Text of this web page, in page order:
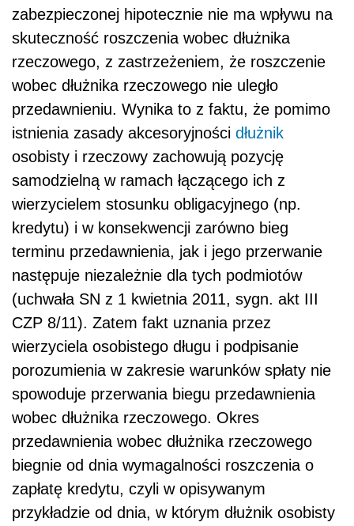
zabezpieczonej hipotecznie nie ma wpływu na
skuteczność roszczenia wobec dłużnika
rzeczowego, z zastrzeżeniem, że roszczenie
wobec dłużnika rzeczowego nie uległo
przedawnieniu. Wynika to z faktu, że pomimo
istnienia zasady akcesoryjności dłużnik
osobisty i rzeczowy zachowują pozycję
samodzielną w ramach łączącego ich z
wierzycielem stosunku obligacyjnego (np.
kredytu) i w konsekwencji zarówno bieg
terminu przedawnienia, jak i jego przerwanie
następuje niezależnie dla tych podmiotów
(uchwała SN z 1 kwietnia 2011, sygn. akt III
CZP 8/11). Zatem fakt uznania przez
wierzyciela osobistego długu i podpisanie
porozumienia w zakresie warunków spłaty nie
spowoduje przerwania biegu przedawnienia
wobec dłużnika rzeczowego. Okres
przedawnienia wobec dłużnika rzeczowego
biegnie od dnia wymagalności roszczenia o
zapłatę kredytu, czyli w opisywanym
przykładzie od dnia, w którym dłużnik osobisty